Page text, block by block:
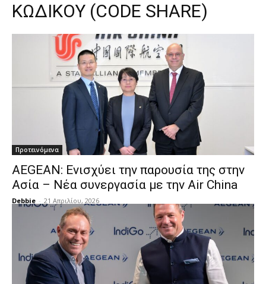
ΚΩΔΙΚΟΥ (CODE SHARE)
Προτεινόμενα
AEGEAN: Ενισχύει την παρουσία της στην
Ασία – Νέα συνεργασία με την Air China
Debbie - 21 Απριλίου, 2026